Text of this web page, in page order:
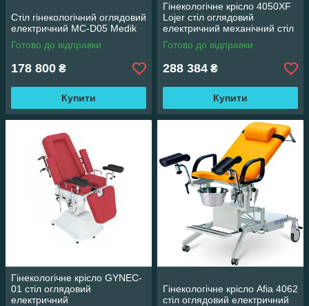
Стіл гінекологічний оглядовий
електричний MC-D05 Medik
Готово до відправки
178 800 ₴
Купити
Гінекологічне крісло 4050XF
Lojer стіл оглядовий
електричний механічний стіл
Готово до відправки
288 384 ₴
Купити
Гінекологічне крісло GYNEC-
01 стіл оглядовий
електричний
Гінекологічне крісло Afia 4062
стіл оглядовий електричний